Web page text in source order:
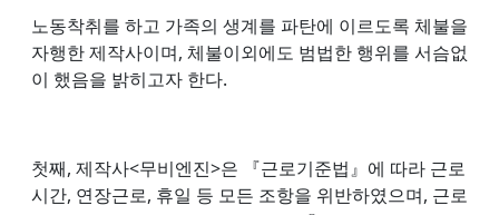
노동착취를 하고 가족의 생계를 파탄에 이르도록 체불을
자행한 제작사이며, 체불이외에도 범법한 행위를 서슴없
이 했음을 밝히고자 한다.
첫째, 제작사<무비엔진>은 『근로기준법』에 따라 근로
시간, 연장근로, 휴일 등 모든 조항을 위반하였으며, 근로